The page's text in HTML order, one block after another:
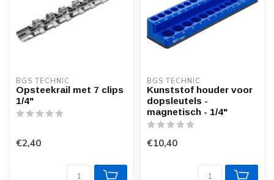
BGS TECHNIC
Opsteekrail met 7 clips
1/4"
€2,40
BGS TECHNIC
Kunststof houder voor
dopsleutels -
magnetisch - 1/4"
€10,40